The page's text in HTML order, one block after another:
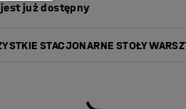
już dostępny
STACJONARNE STOŁY